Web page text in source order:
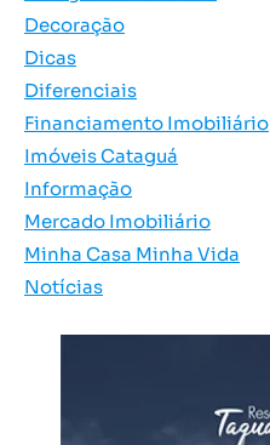
Decoração
Dicas
Diferenciais
Financiamento Imobiliário
Imóveis Cataguá
Informação
Mercado Imobiliário
Minha Casa Minha Vida
Notícias